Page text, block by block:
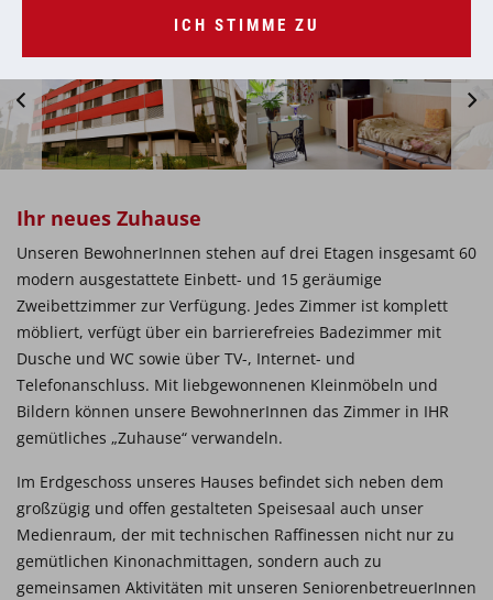
Ihr neues Zuhause
Unseren BewohnerInnen stehen auf drei Etagen insgesamt 60
modern ausgestattete Einbett- und 15 geräumige
Zweibettzimmer zur Verfügung. Jedes Zimmer ist komplett
möbliert, verfügt über ein barrierefreies Badezimmer mit
Dusche und WC sowie über TV-, Internet- und
Telefonanschluss. Mit liebgewonnenen Kleinmöbeln und
Bildern können unsere BewohnerInnen das Zimmer in IHR
gemütliches „Zuhause“ verwandeln.
Im Erdgeschoss unseres Hauses befindet sich neben dem
großzügig und offen gestalteten Speisesaal auch unser
Medienraum, der mit technischen Raffinessen nicht nur zu
gemütlichen Kinonachmittagen, sondern auch zu
gemeinsamen Aktivitäten mit unseren SeniorenbetreuerInnen
ICH STIMME ZU